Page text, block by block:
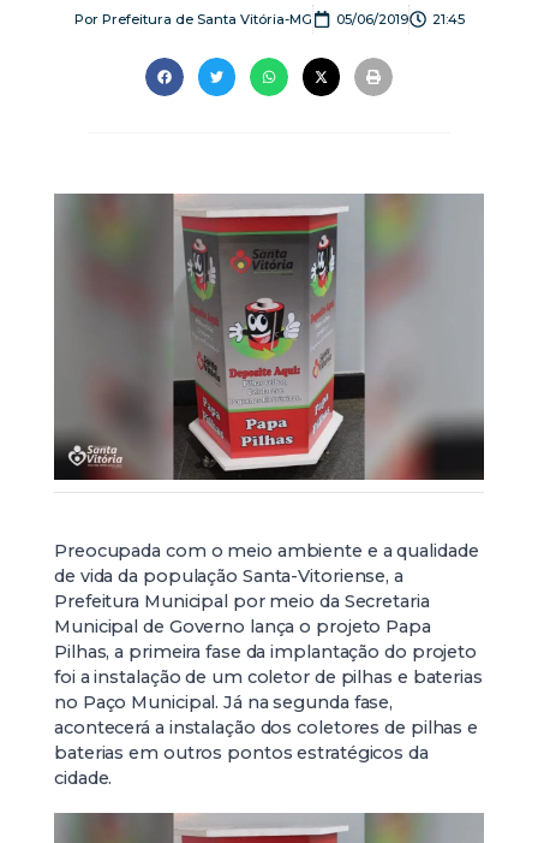
PorPrefeitura de Santa Vitória-MG 05/06/2019 21:45
Preocupada com o meio ambiente e a qualidade
de vida da população Santa-Vitoriense, a
Prefeitura Municipal por meio da Secretaria
Municipal de Governo lança o projeto Papa
Pilhas, a primeira fase da implantação do projeto
foi a instalação de um coletor de pilhas e baterias
no Paço Municipal. Já na segunda fase,
acontecerá a instalação dos coletores de pilhas e
baterias em outros pontos estratégicos da
cidade.